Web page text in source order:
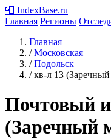
📮 IndexBase.ru
Главная Регионы
Главная
/ Московская
/ Подольск
/ кв-л 13
Почтовый
(Заречный